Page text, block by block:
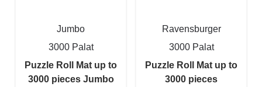
Jumbo
3000 Palat
Puzzle Roll Mat up to
3000 pieces Jumbo
Ravensburger
3000 Palat
Puzzle Roll Mat up to
3000 pieces